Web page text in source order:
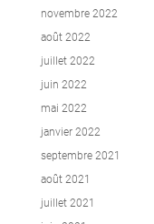
novembre 2022
août 2022
juillet 2022
juin 2022
mai 2022
janvier 2022
septembre 2021
août 2021
juillet 2021